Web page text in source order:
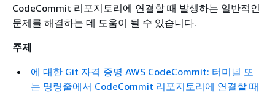
CodeCommit 리포지토리에 연결할 때 발생하는 일반적인
문제를 해결하는 데 도움이 될 수 있습니다.
주제
에 대한 Git 자격 증명 AWS CodeCommit: 터미널 또
는 명령줄에서 CodeCommit 리포지토리에 연결할 때